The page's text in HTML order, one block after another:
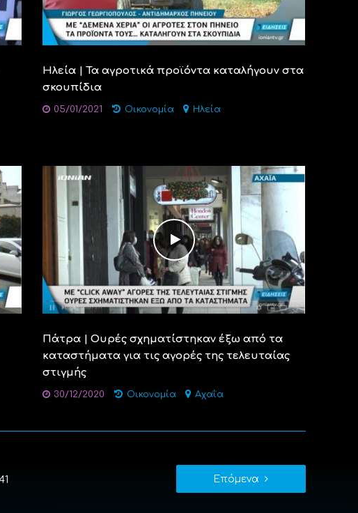
Ηλεία | Τα αγροτικά προϊόντα καταλήγουν στα
σκουπίδια
05/01/2021 Οικονομία Ηλεία
Πάτρα | Ουρές σχηματίστηκαν έξω από τα
καταστήματα για τις αγορές της τελευταίας
στιγμής
30/12/2020 Οικονομία Αχαΐα
Επόμενα